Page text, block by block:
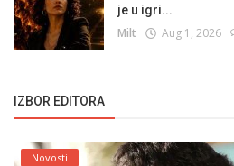
je u igri...
Milt Aug 1, 2026
IZBOR EDITORA
Novosti